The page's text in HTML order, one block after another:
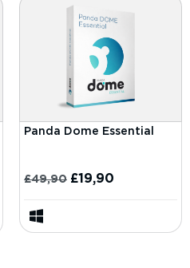
Panda Dome Essential
£49,90 £19,90